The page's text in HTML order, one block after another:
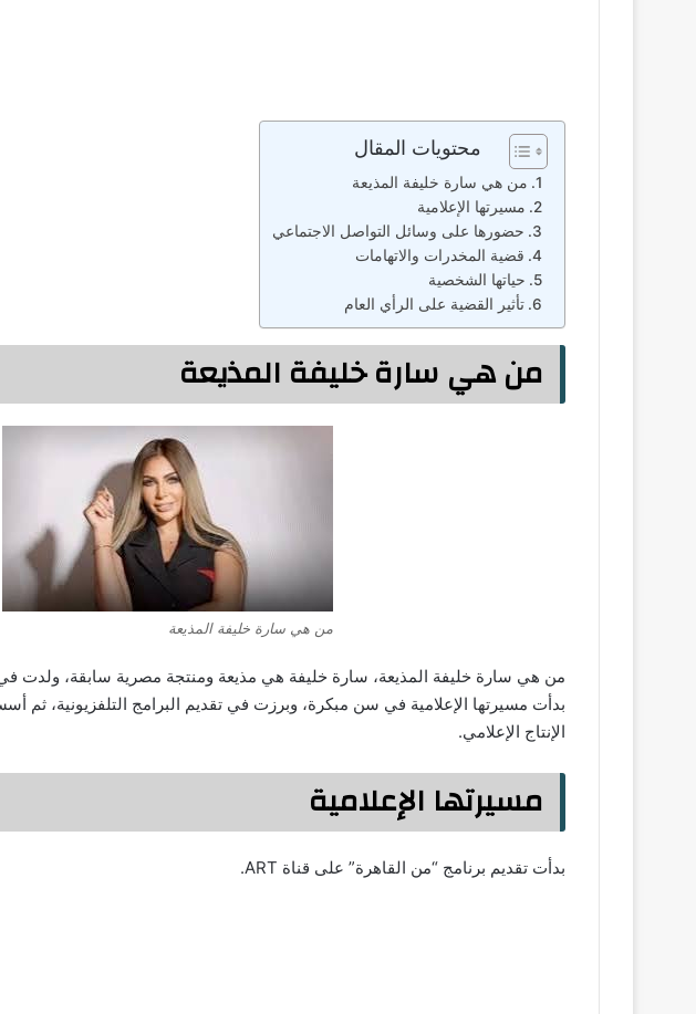
محتويات المقال
من هي سارة خليفة المذيعة
مسيرتها الإعلامية
حضورها على وسائل التواصل الاجتماعي
قضية المخدرات والاتهامات
حياتها الشخصية
تأثير القضية على الرأي العام
من هي سارة خليفة المذيعة
من هي سارة خليفة المذيعة
بدأت مسيرتها الإعلامية في سن مبكرة، وبرزت في تقديم البرامج التلفزيونية،
الإنتاج الإعلامي.
مسيرتها الإعلامية
بدأت تقديم برنامج “من القاهرة” على قناة ART.